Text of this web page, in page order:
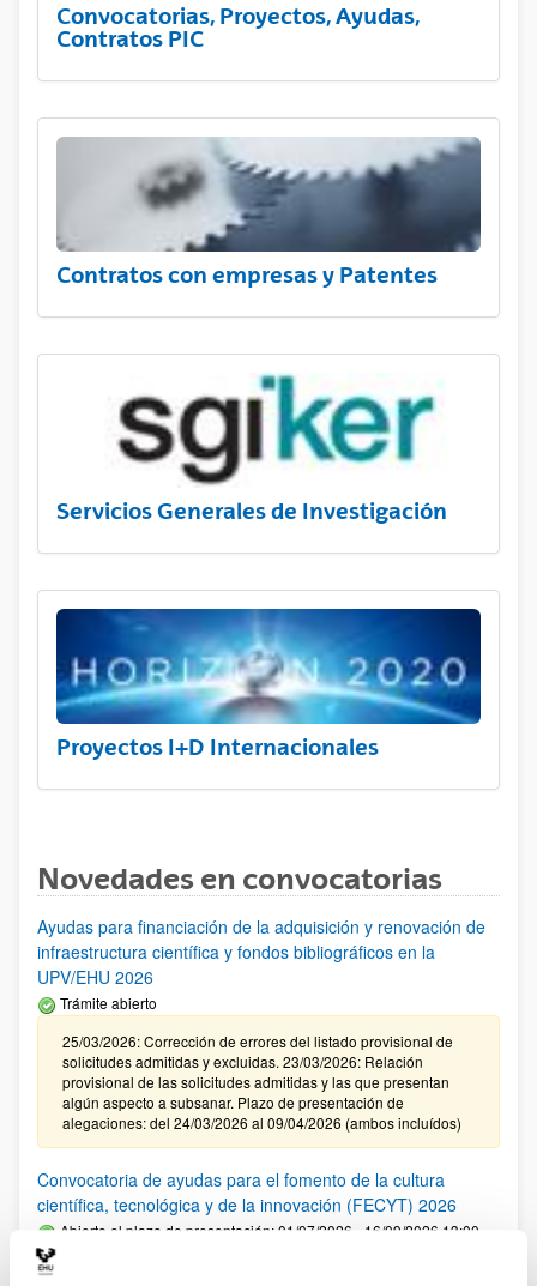
Convocatorias, Proyectos, Ayudas,
Contratos PIC
Contratos con empresas y Patentes
Servicios Generales de Investigación
Proyectos I+D Internacionales
Novedades en convocatorias
Ayudas para financiación de la adquisición y renovación de
infraestructura científica y fondos bibliográficos en la
UPV/EHU 2026
Trámite abierto
25/03/2026: Corrección de errores del listado provisional de
solicitudes admitidas y excluidas. 23/03/2026: Relación
provisional de las solicitudes admitidas y las que presentan
algún aspecto a subsanar. Plazo de presentación de
alegaciones: del 24/03/2026 al 09/04/2026 (ambos incluídos)
Convocatoria de ayudas para el fomento de la cultura
científica, tecnológica y de la innovación (FECYT) 2026
Abierto el plazo de presentación: 01/07/2026 - 16/09/2026 13:00